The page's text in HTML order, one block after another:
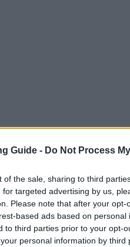
Guide - Do Not Process
of the sale, sharing to third
targeted advertising by us,
Please note that after your
based ads based on
to third parties prior to your opt-
personal information by third